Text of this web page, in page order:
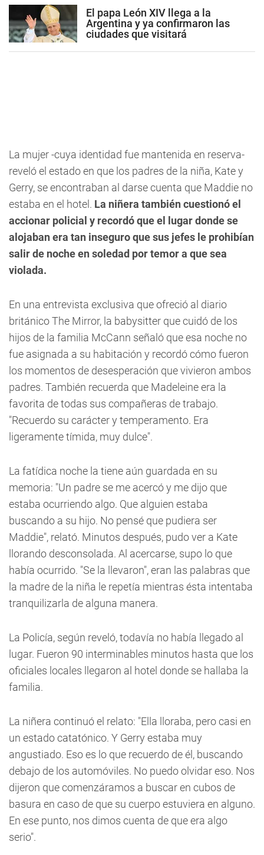
El papa León XIV llega a la
Argentina y ya confirmaron las
ciudades que visitará
La mujer -cuya identidad fue mantenida en reserva-
reveló el estado en que los padres de la niña, Kate y
Gerry, se encontraban al darse cuenta que Maddie no
estaba en el hotel. La niñera también cuestionó el
accionar policial y recordó que el lugar donde se
alojaban era tan inseguro que sus jefes le prohibían
salir de noche en soledad por temor a que sea
violada.
En una entrevista exclusiva que ofreció al diario
británico The Mirror, la babysitter que cuidó de los
hijos de la familia McCann señaló que esa noche no
fue asignada a su habitación y recordó cómo fueron
los momentos de desesperación que vivieron ambos
padres. También recuerda que Madeleine era la
favorita de todas sus compañeras de trabajo.
"Recuerdo su carácter y temperamento. Era
ligeramente tímida, muy dulce".
La fatídica noche la tiene aún guardada en su
memoria: "Un padre se me acercó y me dijo que
estaba ocurriendo algo. Que alguien estaba
buscando a su hijo. No pensé que pudiera ser
Maddie", relató. Minutos después, pudo ver a Kate
llorando desconsolada. Al acercarse, supo lo que
había ocurrido. "Se la llevaron", eran las palabras que
la madre de la niña le repetía mientras ésta intentaba
tranquilizarla de alguna manera.
La Policía, según reveló, todavía no había llegado al
lugar. Fueron 90 interminables minutos hasta que los
oficiales locales llegaron al hotel donde se hallaba la
familia.
La niñera continuó el relato: "Ella lloraba, pero casi en
un estado catatónico. Y Gerry estaba muy
angustiado. Eso es lo que recuerdo de él, buscando
debajo de los automóviles. No puedo olvidar eso. Nos
dijeron que comenzáramos a buscar en cubos de
basura en caso de que su cuerpo estuviera en alguno.
En ese punto, nos dimos cuenta de que era algo
serio".